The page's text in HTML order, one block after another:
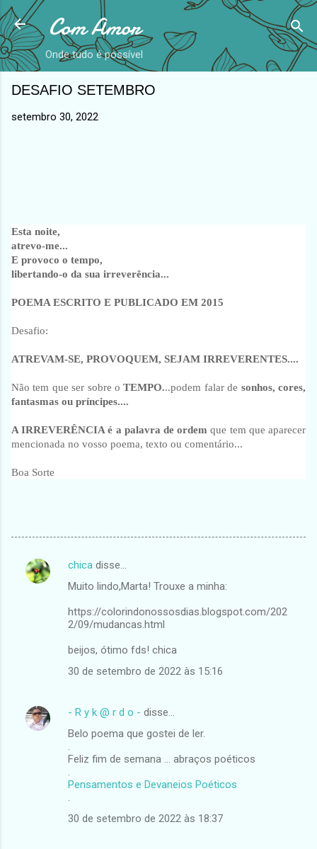
Avançar para o conteúdo principal
Com Amor
Onde tudo é possível
DESAFIO SETEMBRO
setembro 30, 2022
Esta noite,
atrevo-me...
E provoco o tempo,
libertando-o da sua irreverência...
POEMA ESCRITO E PUBLICADO EM 2015
Desafio:
ATREVAM-SE, PROVOQUEM, SEJAM IRREVERENTES....
Não tem que ser sobre oTEMPO...podem falar de sonhos, cores,
fantasmas ou príncipes....
A IRREVERÊNCIA é a palavra de ordemque tem que aparecer
mencionada no vosso poema, texto ou comentário...
Boa Sorte
C
r
chica disse…
Muito lindo,Marta! Trouxe a minha:
https://colorindonossosdias.blogspot.com/202
2/09/mudancas.html
beijos, ótimo fds! chica
30 de setembro de 2022 às 15:16
- R y k @ r d o - disse…
Belo poema que gostei de ler.
Feliz fim de semana … abraços poéticos
Pensamentos e Devaneios Poéticos
30 de setembro de 2022 às 18:37